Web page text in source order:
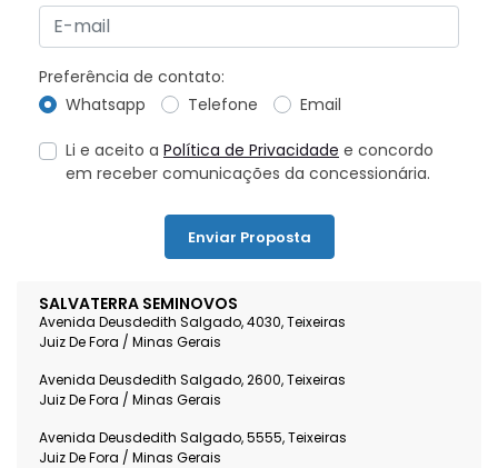
SALVATERRA SEMINOVOS
Avenida Deusdedith Salgado, 4030, Teixeiras
Juiz De Fora / Minas Gerais
Avenida Deusdedith Salgado, 2600, Teixeiras
Juiz De Fora / Minas Gerais
Avenida Deusdedith Salgado, 5555, Teixeiras
Juiz De Fora / Minas Gerais
Preferência de contato:
Whatsapp
Telefone Email
Li e aceito a Política de Privacidade e concordo
em receber comunicações da concessionária.
Enviar Proposta